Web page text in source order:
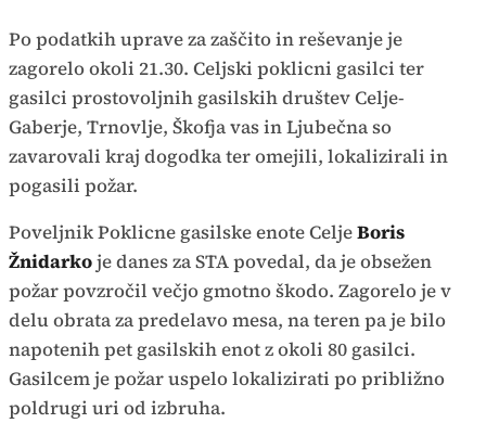
Po podatkih uprave za zaščito in reševanje je
zagorelo okoli 21.30. Celjski poklicni gasilci ter
gasilci prostovoljnih gasilskih društev Celje-
Gaberje, Trnovlje, Škofja vas in Ljubečna so
zavarovali kraj dogodka ter omejili, lokalizirali in
pogasili požar.
Poveljnik Poklicne gasilske enote CeljeBoris
Žnidarkoje danes za STA povedal, da je obsežen
požar povzročil večjo gmotno škodo. Zagorelo je v
delu obrata za predelavo mesa, na teren pa je bilo
napotenih pet gasilskih enot z okoli 80 gasilci.
Gasilcem je požar uspelo lokalizirati po približno
poldrugi uri od izbruha.